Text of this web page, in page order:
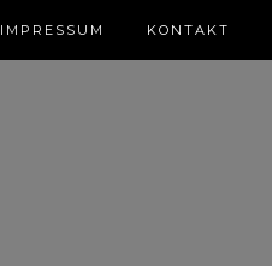
IMPRESSUM KONTAKT